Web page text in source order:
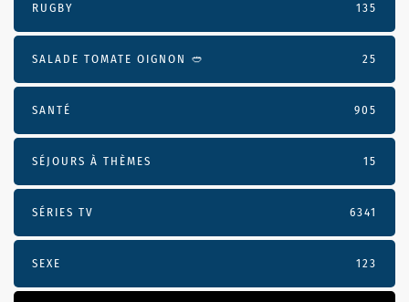
RUGBY 135
SALADE TOMATE OIGNON 🥙 25
SANTÉ 905
SÉJOURS À THÈMES 15
SÉRIES TV 6341
SEXE 123